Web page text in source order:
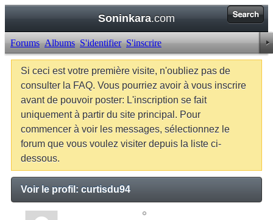
Soninkara.com
Forums Albums S'identifier S'inscrire
Si ceci est votre première visite, n'oubliez pas de
consulter la FAQ. Vous pourriez avoir à vous inscrire
avant de pouvoir poster: L'inscription se fait
uniquement à partir du site principal. Pour
commencer à voir les messages, sélectionnez le
forum que vous voulez visiter depuis la liste ci-
dessous.
Voir le profil: curtisdu94